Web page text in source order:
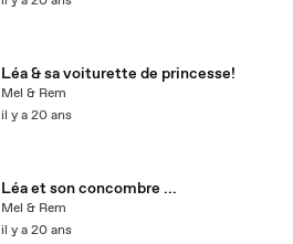
Léa & sa voiturette de princesse!
Mel & Rem
il y a 20 ans
Léa et son concombre ...
Mel & Rem
il y a 20 ans